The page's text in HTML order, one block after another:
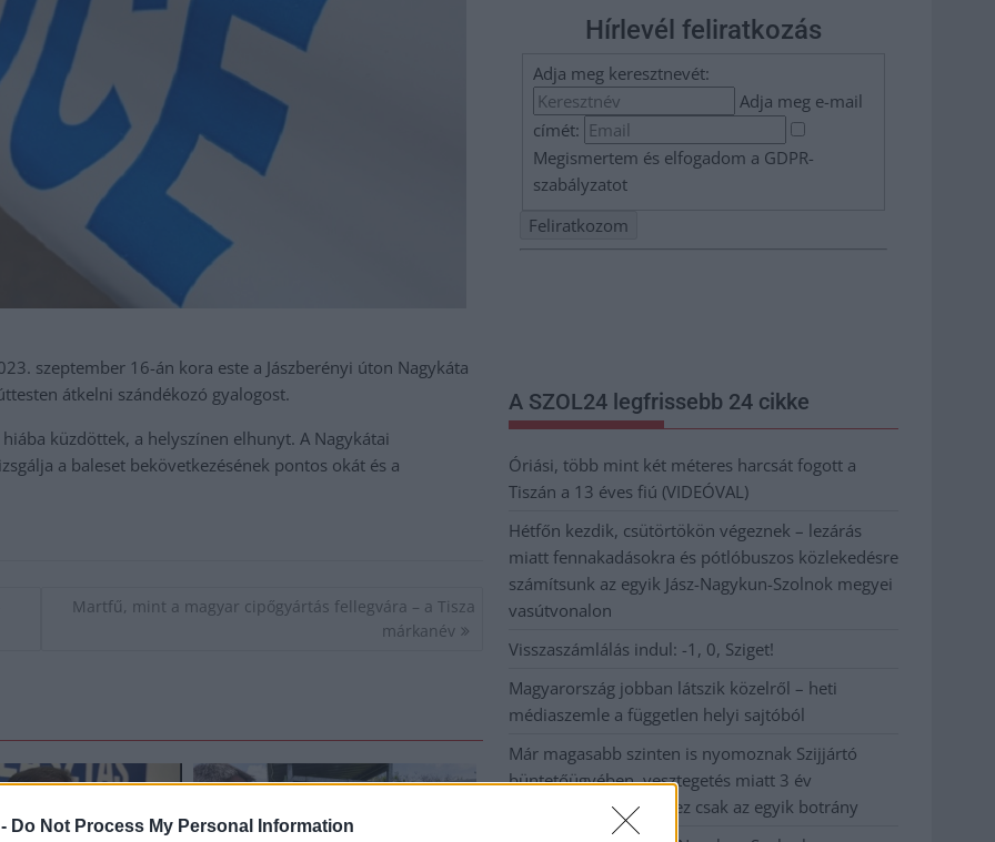
Do Not Process My Personal Information
szeptember 16-án kora este a Jászberényi úton Nagykáta
átkelni szándékozó gyalogost.
küzdöttek, a helyszínen elhunyt. A Nagykátai
a baleset bekövetkezésének pontos okát és a
Martfű, mint a magyar cipőgyártás fellegvára – a Tisza
márkanév
Hírlevél feliratkozás
Adja meg keresztnevét:
Adja meg e-mail
címét:
Megismertem és elfogadom a GDPR-
szabályzatot
A SZOL24 legfrissebb 24 cikke
Óriási, több mint két méteres harcsát fogott a
Tiszán a 13 éves fiú (VIDEÓVAL)
Hétfőn kezdik, csütörtökön végeznek – lezárás
miatt fennakadásokra és pótlóbuszos közlekedésre
számítsunk az egyik Jász-Nagykun-Szolnok megyei
vasútvonalon
Visszaszámlálás indul: -1, 0, Sziget!
Magyarország jobban látszik közelről – heti
médiaszemle a független helyi sajtóból
Már magasabb szinten is nyomoznak Szijjártó
büntetőügyében, vesztegetés miatt 3 év
letöltendőt kaphat és ez csak az egyik botrány